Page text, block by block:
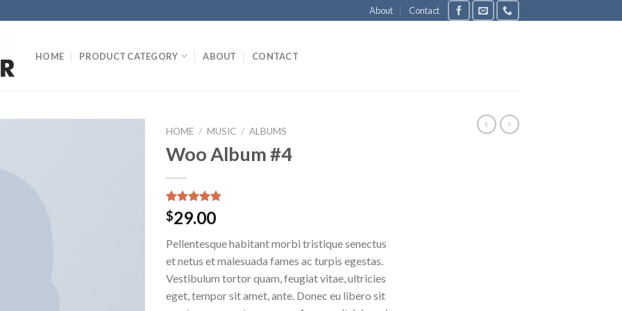
About Contact
HOME PRODUCT CATEGORY ABOUT CONTACT
HOME / MUSIC / ALBUMS
Woo Album #4
Rated 5.00
out of 5
2
customer
ratings
$29.00
Pellentesque habitant morbi tristique senectus
et netus et malesuada fames ac turpis egestas.
Vestibulum tortor quam, feugiat vitae, ultricies
eget, tempor sit amet, ante. Donec eu libero sit